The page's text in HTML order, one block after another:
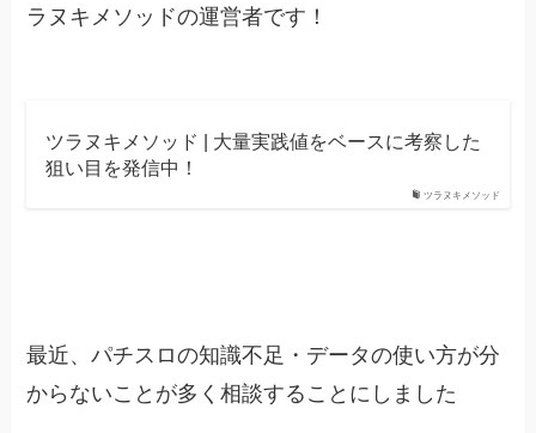
ラヌキメソッドの運営者です！
ツラヌキメソッド
ツラヌキメソッド | 大量実践値をベースに考察した
狙い目を発信中！
最近、パチスロの知識不足・データの使い方が分
からないことが多く相談することにしました